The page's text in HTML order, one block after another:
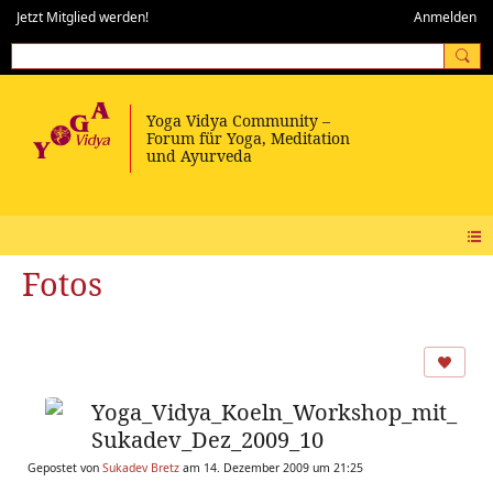
Jetzt Mitglied werden! Anmelden
Fotos
Yoga_Vidya_Koeln_Workshop_mit_
Sukadev_Dez_2009_10
Gepostet von Sukadev Bretz am 14. Dezember 2009 um 21:25